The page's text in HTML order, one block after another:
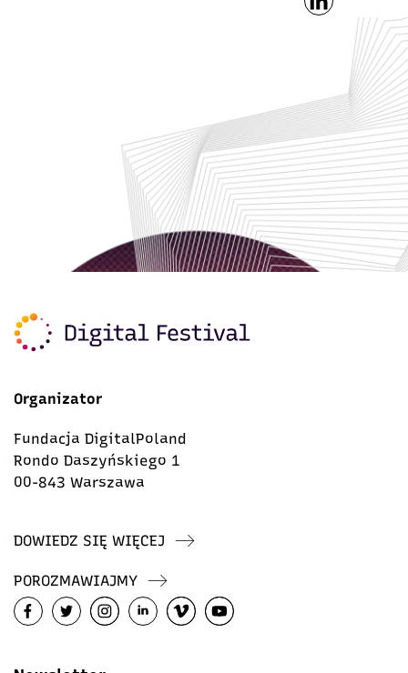
Organizator
Fundacja DigitalPoland
Rondo Daszyńskiego 1
00-843 Warszawa
DOWIEDZ SIĘ WIĘCEJ
POROZMAWIAJMY